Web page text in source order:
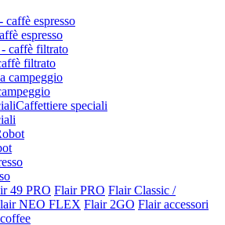
espresso
filtrato
Caffettiere speciali
49 PRO Flair PRO Flair Classic /
NEO FLEX Flair 2GO Flair accessori